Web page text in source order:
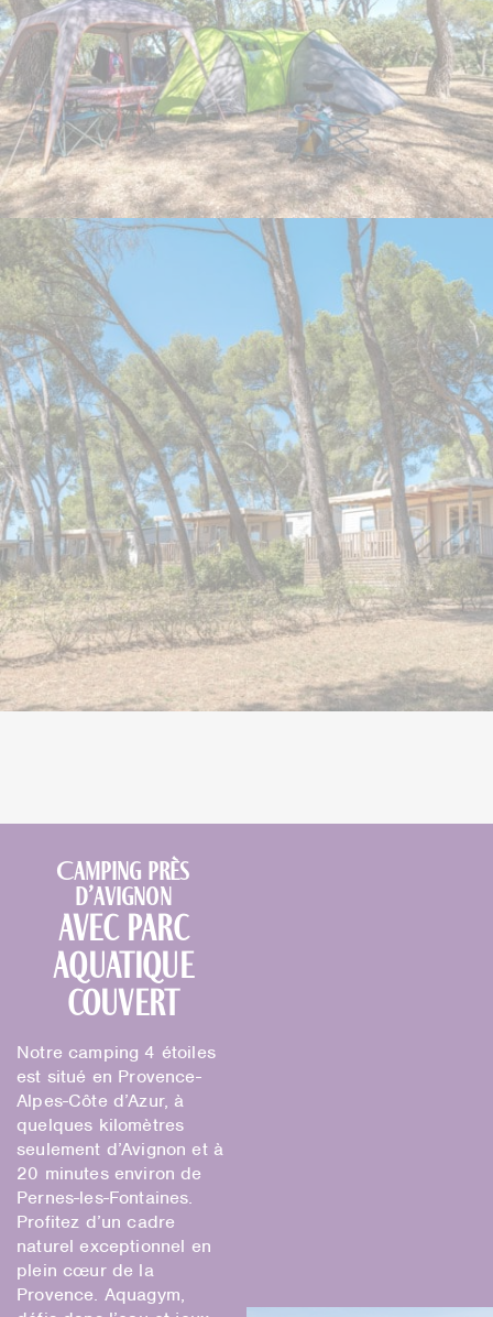
Camping près
d’Avignon
avec parc
aquatique
couvert
Notre camping 4 étoiles
est situé en Provence-
Alpes-Côte d’Azur, à
quelques kilomètres
seulement d’Avignon et à
20 minutes environ de
Pernes-les-Fontaines.
Profitez d’un cadre
naturel exceptionnel en
plein cœur de la
Provence. Aquagym,